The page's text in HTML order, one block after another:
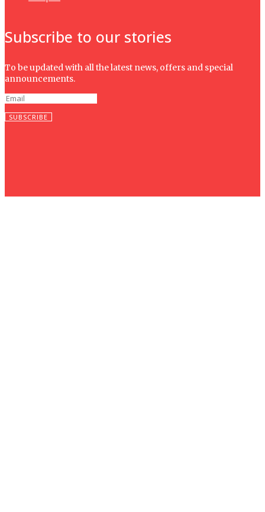
Subscribe to our stories
To be updated with all the latest news, offers and special
announcements.
SUBSCRIBE